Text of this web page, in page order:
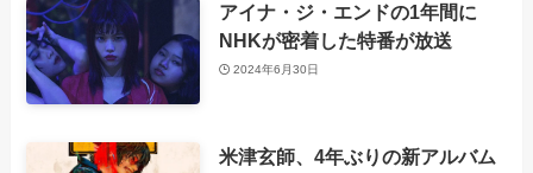
アイナ・ジ・エンドの1年間に
NHKが密着した特番が放送
2024年6月30日
米津玄師、4年ぶりの新アルバム